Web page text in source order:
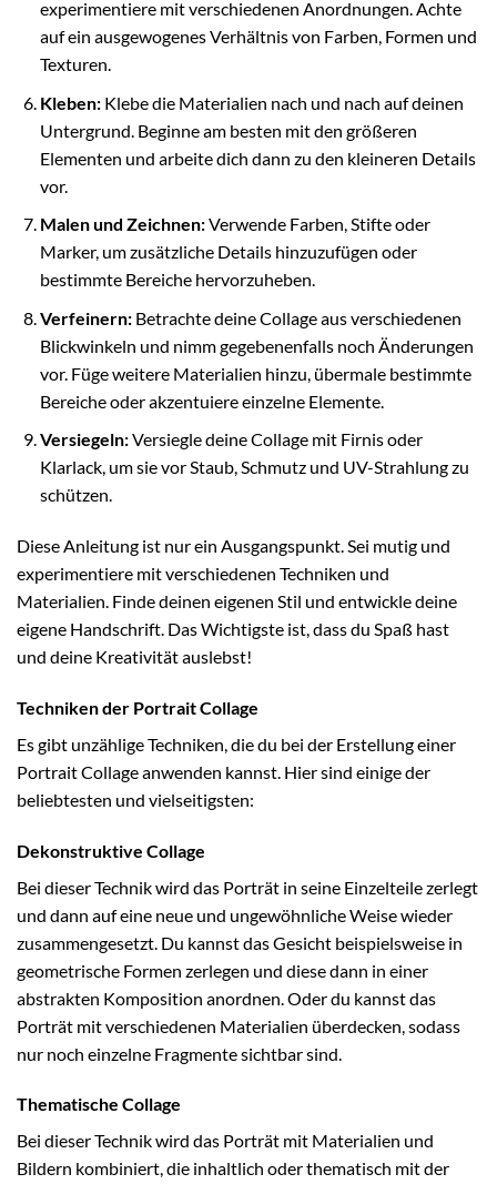
experimentiere mit verschiedenen Anordnungen. Achte
auf ein ausgewogenes Verhältnis von Farben, Formen und
Texturen.
Kleben:Klebe die Materialien nach und nach auf deinen
Untergrund. Beginne am besten mit den größeren
Elementen und arbeite dich dann zu den kleineren Details
vor.
Malen und Zeichnen:Verwende Farben, Stifte oder
Marker, um zusätzliche Details hinzuzufügen oder
bestimmte Bereiche hervorzuheben.
Verfeinern:Betrachte deine Collage aus verschiedenen
Blickwinkeln und nimm gegebenenfalls noch Änderungen
vor. Füge weitere Materialien hinzu, übermale bestimmte
Bereiche oder akzentuiere einzelne Elemente.
Versiegeln:Versiegle deine Collage mit Firnis oder
Klarlack, um sie vor Staub, Schmutz und UV-Strahlung zu
schützen.
Diese Anleitung ist nur ein Ausgangspunkt. Sei mutig und
experimentiere mit verschiedenen Techniken und
Materialien. Finde deinen eigenen Stil und entwickle deine
eigene Handschrift. Das Wichtigste ist, dass du Spaß hast
und deine Kreativität auslebst!
Techniken der Portrait Collage
Es gibt unzählige Techniken, die du bei der Erstellung einer
Portrait Collage anwenden kannst. Hier sind einige der
beliebtesten und vielseitigsten:
Dekonstruktive Collage
Bei dieser Technik wird das Porträt in seine Einzelteile zerlegt
und dann auf eine neue und ungewöhnliche Weise wieder
zusammengesetzt. Du kannst das Gesicht beispielsweise in
geometrische Formen zerlegen und diese dann in einer
abstrakten Komposition anordnen. Oder du kannst das
Porträt mit verschiedenen Materialien überdecken, sodass
nur noch einzelne Fragmente sichtbar sind.
Thematische Collage
Bei dieser Technik wird das Porträt mit Materialien und
Bildern kombiniert, die inhaltlich oder thematisch mit der